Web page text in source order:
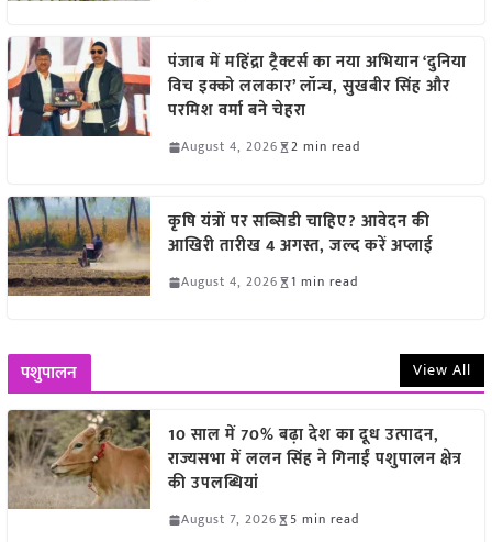
पंजाब में महिंद्रा ट्रैक्टर्स का नया अभियान ‘दुनिया
विच इक्को ललकार’ लॉन्च, सुखबीर सिंह और
परमिश वर्मा बने चेहरा
August 4, 2026 2 min read
कृषि यंत्रों पर सब्सिडी चाहिए? आवेदन की
आखिरी तारीख 4 अगस्त, जल्द करें अप्लाई
August 4, 2026 1 min read
पशुपालन View All
10 साल में 70% बढ़ा देश का दूध उत्पादन,
राज्यसभा में ललन सिंह ने गिनाईं पशुपालन क्षेत्र
की उपलब्धियां
August 7, 2026 5 min read